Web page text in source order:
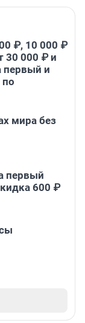
₽, 10 000 ₽
30 000 ₽ и
первый и
мира без
первый
600 ₽